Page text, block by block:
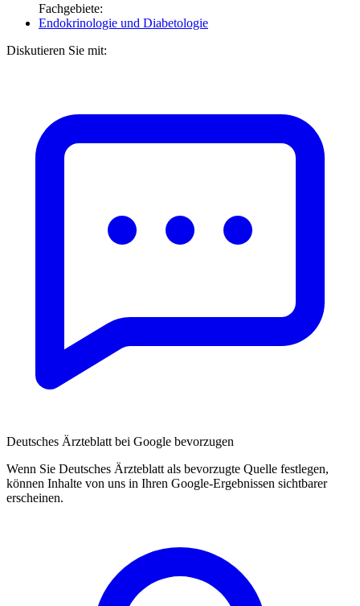
Fachgebiete:
Endokrinologie und Diabetologie
Diskutieren Sie mit:
Deutsches Ärzteblatt bei Google bevorzugen
Wenn Sie Deutsches Ärzteblatt als bevorzugte Quelle festlegen,
können Inhalte von uns in Ihren Google-Ergebnissen sichtbarer
erscheinen.